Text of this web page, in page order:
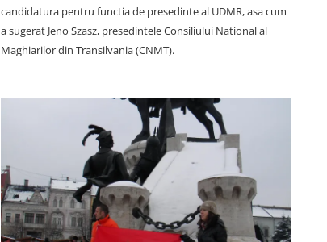
candidatura pentru functia de presedinte al UDMR, asa cum
a sugerat Jeno Szasz, presedintele Consiliului National al
Maghiarilor din Transilvania (CNMT).